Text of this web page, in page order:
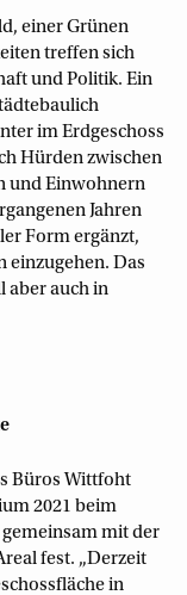
einer Grünen
treffen sich
und Politik. Ein
im Erdgeschoss
Hürden zwischen
und Einwohnern
Jahren
Form ergänzt,
einzugehen. Das
aber auch in
Büros Wittfoht
2021 beim
mit der
fest. „Derzeit
in